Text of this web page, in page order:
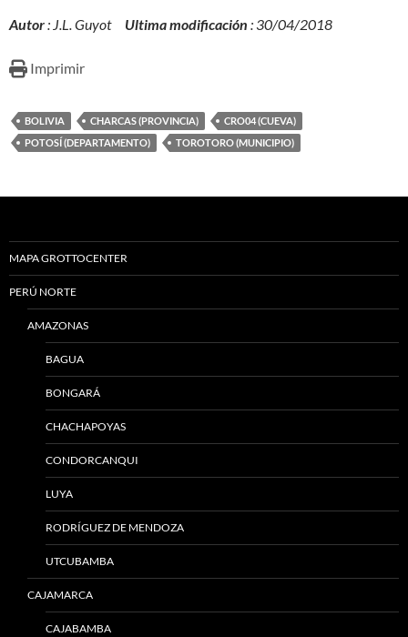
Autor: J.L. Guyot Ultima modificación : 30/04/2018
Imprimir
BOLIVIA CHARCAS (PROVINCIA)
CRO04 (CUEVA)
POTOSÍ (DEPARTAMENTO)
TOROTORO (MUNICIPIO)
MAPA GROTTOCENTER
PERÚ NORTE
AMAZONAS
BAGUA
BONGARÁ
CHACHAPOYAS
CONDORCANQUI
LUYA
RODRÍGUEZ DE MENDOZA
UTCUBAMBA
CAJAMARCA
CAJABAMBA